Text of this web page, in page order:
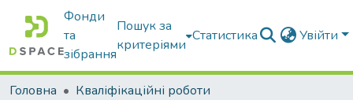
Фонди
та
зібрання
Пошук за
критеріями
Статистика Увійти
Головна
Кваліфікаційні роботи